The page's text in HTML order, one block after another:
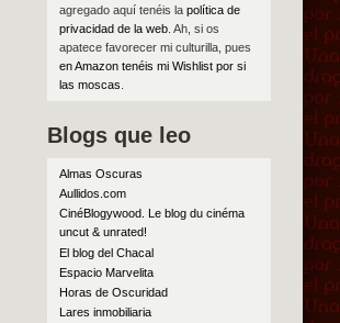
agregado aquí tenéis la política de
privacidad de la web. Ah, si os
apatece favorecer mi culturilla, pues
en Amazon tenéis mi Wishlist por si
las moscas
Blogs que leo
Almas Oscuras
Aullidos.com
CinéBlogywood. Le blog du cinéma
uncut & unrated!
El blog del Chacal
Espacio Marvelita
Horas de Oscuridad
Lares inmobiliaria